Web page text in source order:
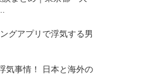
グアプリで浮気する男
気事情！ 日本と海外の